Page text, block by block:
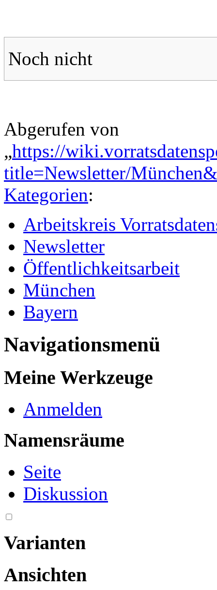
Noch nicht
Abgerufen von
„https://
title=Newsletter/
Kategorien:
Arbeitskreis
Newsletter
Öffentlichkeitsarbeit
München
Bayern
Navigationsmenü
Meine Werkzeuge
Anmelden
Namensräume
Seite
Diskussion
Varianten
Ansichten